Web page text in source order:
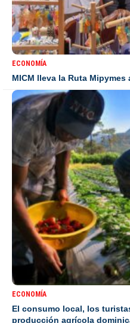
ECONOMÍA
MICM lleva la Ruta Mipymes
ECONOMÍA
El consumo local, los
producción agrícola